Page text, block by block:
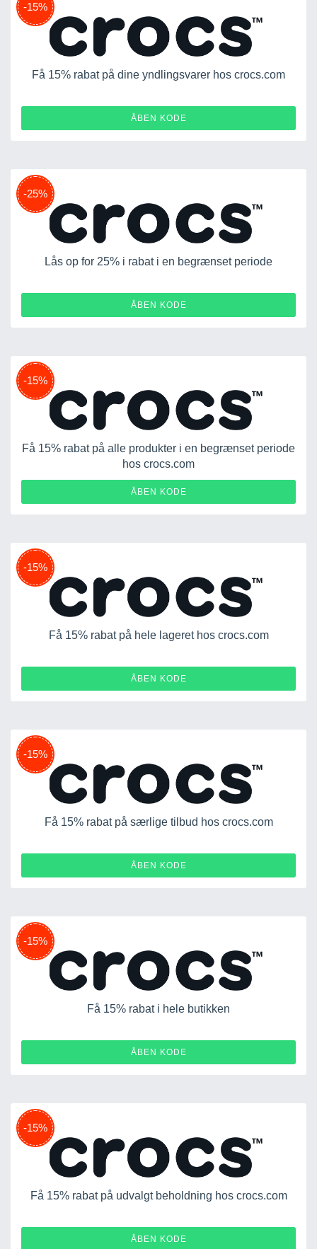
-15%
Få 15% rabat på dine yndlingsvarer hos crocs.com
ÅBEN KODE
15OFF-CHNGVG7GNW52
-25%
Lås op for 25% i rabat i en begrænset periode
ÅBEN KODEACS-23VLSLB3X7SF
-15%
Få 15% rabat på alle produkter i en begrænset periode
hos crocs.com
ÅBEN KODE
15OFF-SQBR6CZSVC7F
-15%
Få 15% rabat på hele lageret hos crocs.com
ÅBEN KODE
15OFF-B5RNTB6HCLHN
-15%
Få 15% rabat på særlige tilbud hos crocs.com
ÅBEN KODE15OFF-5B5TLSX6CR7X
-15%
Få 15% rabat i hele butikken
ÅBEN KODE
15OFF-KW4RWCXKHW77
-15%
Få 15% rabat på udvalgt beholdning hos crocs.com
ÅBEN KODE15OFF-279KN9SWR476